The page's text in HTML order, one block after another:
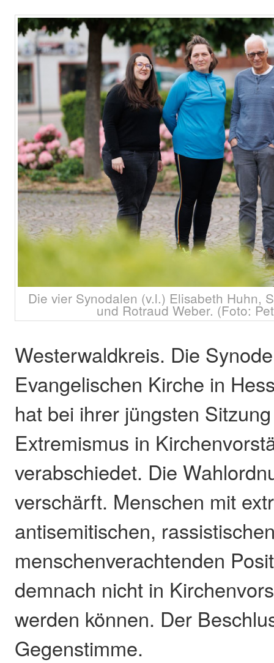
Die vier Synodalen (v.l.) Elisabeth Huhn,
und Rotraud Weber. (Foto:
Westerwaldkreis. Die
Evangelischen Kirche in
hat bei ihrer jüngsten
Extremismus in
verabschiedet. Die
verschärft. Menschen mit
antisemitischen,
menschenverachtenden
demnach nicht in
werden können. Der
Gegenstimme.